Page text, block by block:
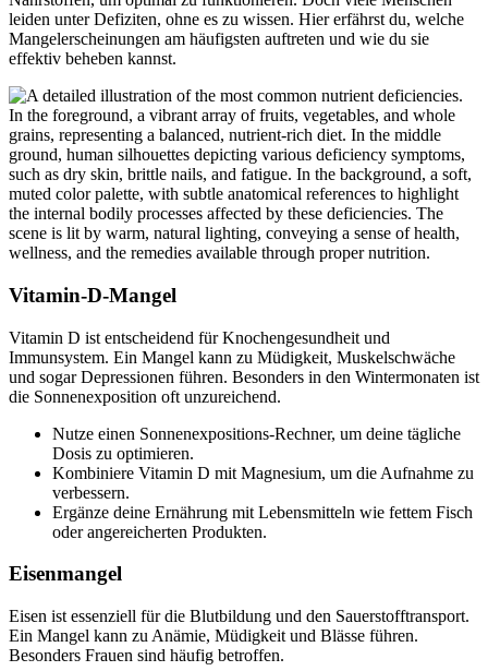
leiden unter Defiziten, ohne es zu wissen. Hier erfährst du, welche
Mangelerscheinungen am häufigsten auftreten und wie du sie
effektiv beheben kannst.
Vitamin-D-Mangel
Vitamin D ist entscheidend für Knochengesundheit und
Immunsystem. Ein Mangel kann zu Müdigkeit, Muskelschwäche
und sogar Depressionen führen. Besonders in den Wintermonaten ist
die Sonnenexposition oft unzureichend.
Nutze einen Sonnenexpositions-Rechner, um deine tägliche
Dosis zu optimieren.
Kombiniere Vitamin D mit Magnesium, um die Aufnahme zu
verbessern.
Ergänze deine Ernährung mit Lebensmitteln wie fettem Fisch
oder angereicherten Produkten.
Eisenmangel
Eisen ist essenziell für die Blutbildung und den Sauerstofftransport.
Ein Mangel kann zu Anämie, Müdigkeit und Blässe führen.
Besonders Frauen sind häufig betroffen.